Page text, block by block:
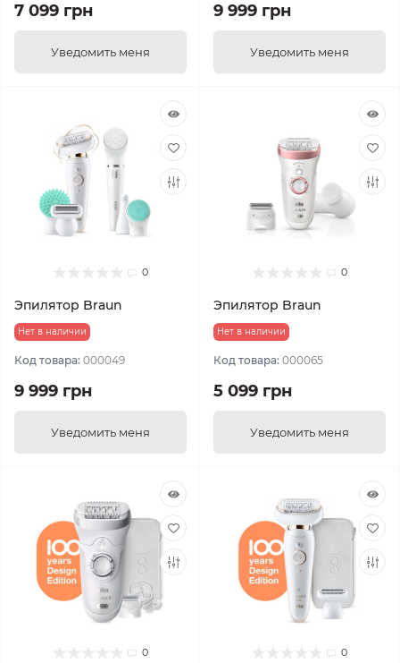
7 099 грн
Уведомить меня
9 999 грн
Уведомить меня
0
Эпилятор Braun
Нет в наличии
Код товара: 000049
9 999 грн
Уведомить меня
0
Эпилятор Braun
Нет в наличии
Код товара: 000065
5 099 грн
Уведомить меня
0 0